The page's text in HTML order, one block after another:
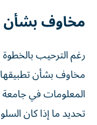
مخاوف بشأن
رغم الترحيب بالخطوة
مخاوف بشأن تطبيقها
المعلومات في
تحديد ما إذا كان